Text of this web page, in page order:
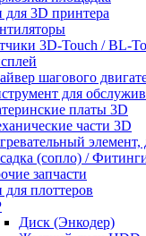
для 3D принтера
3D-Touch / BL-
шагового
для
платы 3D
части 3D
элемент,
(сопло) /
запчасти
для плоттеров
Диск (Энкодер)